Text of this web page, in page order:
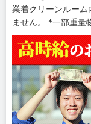
業着クリーンルー
ません。 *一部重量